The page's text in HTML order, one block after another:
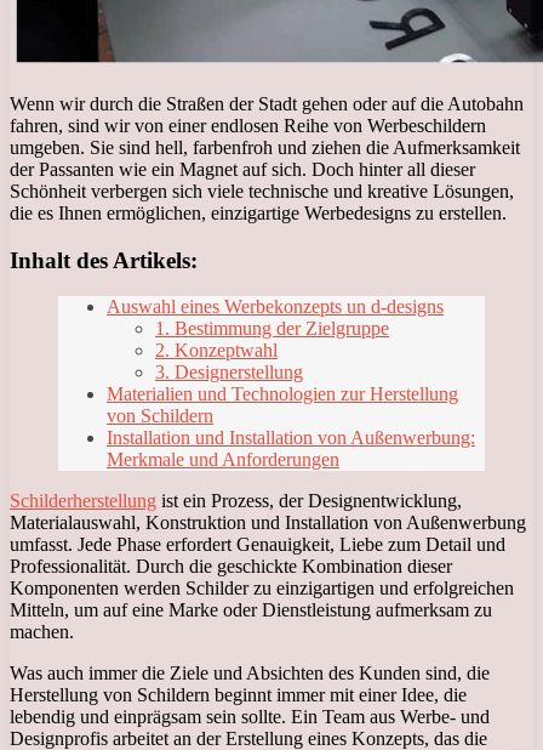
Wenn wir durch die Straßen der Stadt gehen oder auf die Autobahn
fahren, sind wir von einer endlosen Reihe von Werbeschildern
umgeben. Sie sind hell, farbenfroh und ziehen die Aufmerksamkeit
der Passanten wie ein Magnet auf sich. Doch hinter all dieser
Schönheit verbergen sich viele technische und kreative Lösungen,
die es Ihnen ermöglichen, einzigartige Werbedesigns zu erstellen.
Inhalt des Artikels:
Auswahl eines Werbekonzepts un d-designs
1. Bestimmung der Zielgruppe
2. Konzeptwahl
3. Designerstellung
Materialien und Technologien zur Herstellung
von Schildern
Installation und Installation von Außenwerbung:
Merkmale und Anforderungen
Schilderherstellung ist ein Prozess, der Designentwicklung,
Materialauswahl, Konstruktion und Installation von Außenwerbung
umfasst. Jede Phase erfordert Genauigkeit, Liebe zum Detail und
Professionalität. Durch die geschickte Kombination dieser
Komponenten werden Schilder zu einzigartigen und erfolgreichen
Mitteln, um auf eine Marke oder Dienstleistung aufmerksam zu
machen.
Was auch immer die Ziele und Absichten des Kunden sind, die
Herstellung von Schildern beginnt immer mit einer Idee, die
lebendig und einprägsam sein sollte. Ein Team aus Werbe- und
Designprofis arbeitet an der Erstellung eines Konzepts, das die